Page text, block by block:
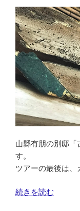
清
ど
う
ぶ
つ
か
ま
ぼ
こ”
の
山縣有朋の別邸「
す。
ツアーの最後は、
“「坂
続きを読む